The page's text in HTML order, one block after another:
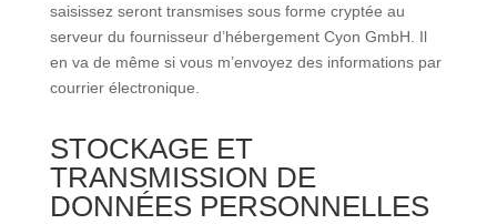
saisissez seront transmises sous forme cryptée au
serveur du fournisseur d’hébergement Cyon GmbH. Il
en va de même si vous m’envoyez des informations par
courrier électronique.
STOCKAGE ET
TRANSMISSION DE
DONNÉES PERSONNELLES